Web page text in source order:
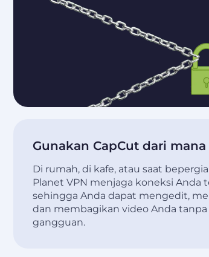
Gunakan CapCut dari mana
Di rumah, di kafe, atau saat
Planet VPN menjaga koneksi Anda
sehingga Anda dapat mengedit,
dan membagikan video Anda tanpa
gangguan.